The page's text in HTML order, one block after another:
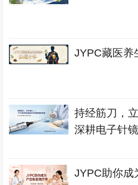
JYPC藏医养
持经筋刀，
深耕电子针
JYPC助你成